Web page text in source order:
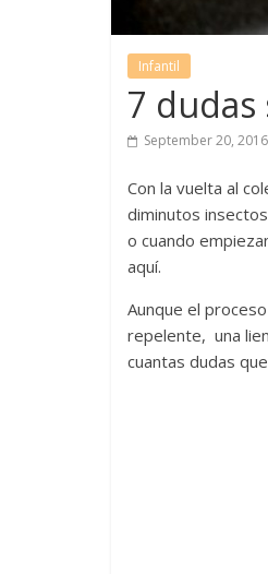
Infantil
7
September 20, 2016
Con la vuelta al
diminutos
o cuando
aquí.
Aunque el
repelente, una
cuantas dudas